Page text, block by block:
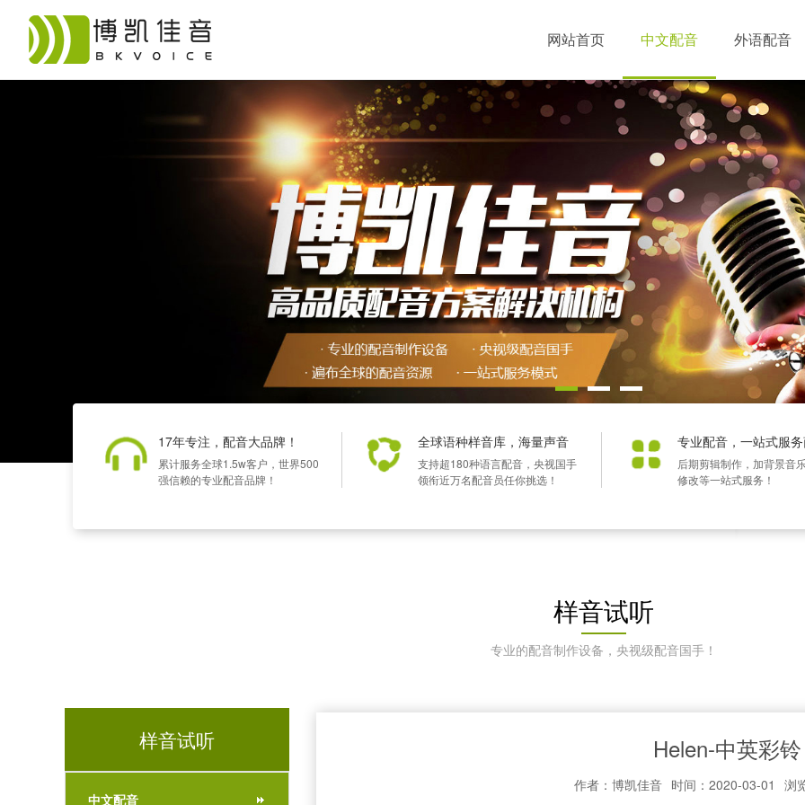
网站首页 中文配音 外语配音
17年专注，配音大品牌！
累计服务全球1.5w客户，世界500
强信赖的专业配音品牌！
全球语种样音库，海量声音
支持超180种语言配音，央视国手
领衔近万名配音员任你挑选！
专业配音，一站式服
后期剪辑制作，加背景音
修改等一站式服务！
样音试听
专业的配音制作设备，央视级配音国手！
样音试听
中文配音
Helen-中英彩铃
作者：博凯佳音 时间：2020-03-01 浏